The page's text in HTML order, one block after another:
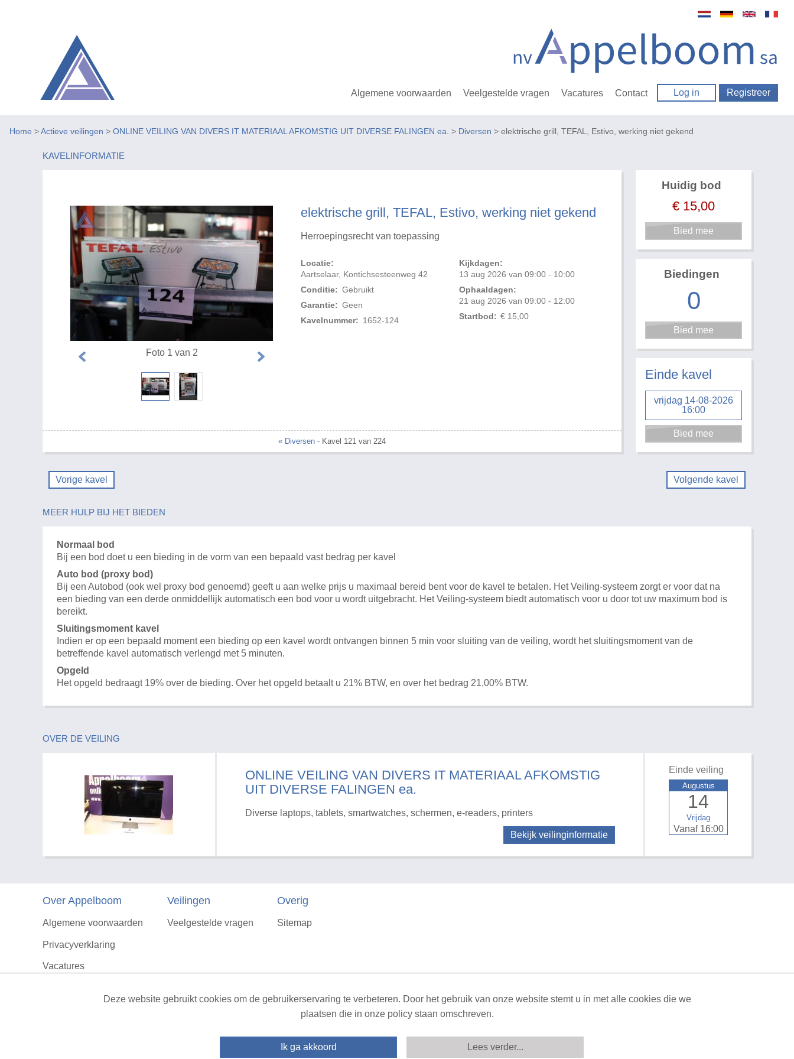
Algemene voorwaarden Veelgestelde vragen Vacatures Contact Log in Registreer
Home >Actieve veilingen > ONLINE VEILING VAN DIVERS IT MATERIAAL AFKOMSTIG UIT DIVERSE FALINGEN ea. > Diversen > elektrische grill, TEFAL, Estivo, werking niet gekend
KAVELINFORMATIE
elektrische grill, TEFAL, Estivo, werking niet gekend
Herroepingsrecht van toepassing
Locatie:
Aartselaar, Kontichsesteenweg 42
Conditie: Gebruikt
Garantie: Geen
Kavelnummer: 1652-124
Kijkdagen:
13 aug 2026 van 09:00 - 10:00
Ophaaldagen:
21 aug 2026 van 09:00 - 12:00
Startbod: € 15,00
Foto 1 van 2
« Diversen - Kavel 121 van 224
Huidig bod
€ 15,00
Biedingen
0
Einde kavel
vrijdag 14-08-2026
16:00
Vorige kavel Volgende kavel
MEER HULP BIJ HET BIEDEN
Normaal bod
Bij een bod doet u een bieding in de vorm van een bepaald vast bedrag per kavel
Auto bod (proxy bod)
Bij een Autobod (ook wel proxy bod genoemd) geeft u aan welke prijs u maximaal bereid bent voor de kavel te betalen. Het Veiling-systeem zorgt er voor dat na
een bieding van een derde onmiddellijk automatisch een bod voor u wordt uitgebracht. Het Veiling-systeem biedt automatisch voor u door tot uw maximum bod is
bereikt.
Sluitingsmoment kavel
Indien er op een bepaald moment een bieding op een kavel wordt ontvangen binnen 5 min voor sluiting van de veiling, wordt het sluitingsmoment van de
betreffende kavel automatisch verlengd met 5 minuten.
Opgeld
Het opgeld bedraagt 19% over de bieding. Over het opgeld betaalt u 21% BTW, en over het bedrag 21,00% BTW.
OVER DE VEILING
ONLINE VEILING VAN DIVERS IT MATERIAAL AFKOMSTIG
UIT DIVERSE FALINGEN ea.
Diverse laptops, tablets, smartwatches, schermen, e-readers, printers
Bekijk veilinginformatie
Einde veiling
Vrijdag
14
Augustus
Vanaf 16:00
Over Appelboom
Algemene voorwaarden
Privacyverklaring
Vacatures
Veilingen
Veelgestelde vragen
Overig
Sitemap
Deze website gebruikt cookies om de gebruikerservaring te verbeteren. Door het gebruik van onze website stemt u in met alle cookies die we
plaatsen die in onze policy staan omschreven.
Ik ga akkoord Lees verder...